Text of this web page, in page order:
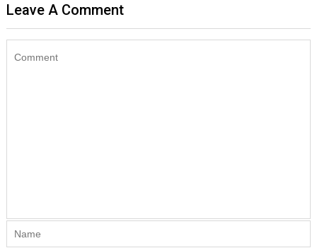
Leave A Comment